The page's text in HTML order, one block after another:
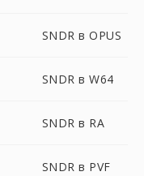
SNDR в OPUS
SNDR в W64
SNDR в RA
SNDR в PVF